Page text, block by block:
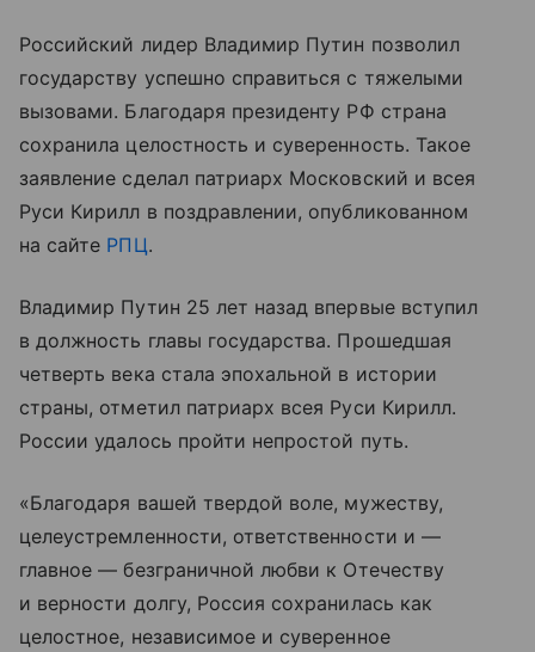
Российский лидер Владимир Путин позволил
государству успешно справиться с тяжелыми
вызовами. Благодаря президенту РФ страна
сохранила целостность и суверенность. Такое
заявление сделал патриарх Московский и всея
Руси Кирилл в поздравлении, опубликованном
на сайте РПЦ.
Владимир Путин 25 лет назад впервые вступил
в должность главы государства. Прошедшая
четверть века стала эпохальной в истории
страны, отметил патриарх всея Руси Кирилл.
России удалось пройти непростой путь.
«Благодаря вашей твердой воле, мужеству,
целеустремленности, ответственности и —
главное — безграничной любви к Отечеству
и верности долгу, Россия сохранилась как
целостное, независимое и суверенное